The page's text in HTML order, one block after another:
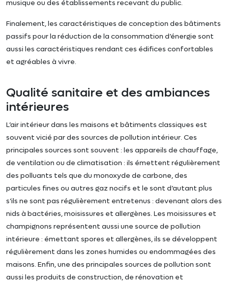
musique ou des établissements recevant du public.
Finalement, les caractéristiques de conception des bâtiments
passifs pour la réduction de la consommation d’énergie sont
aussi les caractéristiques rendant ces édifices confortables
et agréables à vivre.
Qualité sanitaire et des ambiances
intérieures
L’air intérieur dans les maisons et bâtiments classiques est
souvent vicié par des sources de pollution intérieur. Ces
principales sources sont souvent : les appareils de chauffage,
de ventilation ou de climatisation : ils émettent régulièrement
des polluants tels que du monoxyde de carbone, des
particules fines ou autres gaz nocifs et le sont d’autant plus
s’ils ne sont pas régulièrement entretenus : devenant alors des
nids à bactéries, moisissures et allergènes. Les moisissures et
champignons représentent aussi une source de pollution
intérieure : émettant spores et allergènes, ils se développent
régulièrement dans les zones humides ou endommagées des
maisons. Enfin, une des principales sources de pollution sont
aussi les produits de construction, de rénovation et